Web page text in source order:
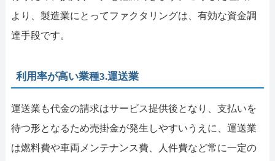
より、製造業にとってファクタリングは、有効な資金調
達手段です。
利用率が高い業種3.運送業
運送業も代金の請求はサービス提供後となり、支払いを
待つ形となるため売掛金が発生しやすいうえに、運送業
は燃料費や車両メンテナンス費、人件費など常に一定の